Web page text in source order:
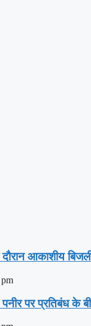
आकाशीय बिजली
पर प्रतिबंध के